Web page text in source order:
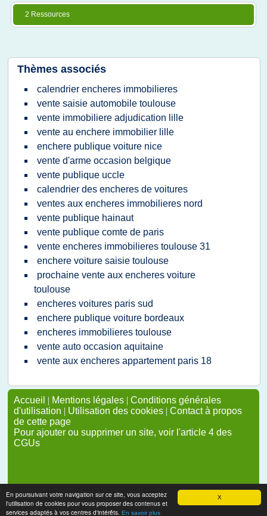
X
En poursuivant votre navigation sur ce site, vous acceptez
l'utilisation de cookies pour vous proposer des contenus et
services adaptés à vos centres d'intérêts. En savoir plus
2 Ressources
Thèmes associés
calendrier encheres immobilieres
vente saisie automobile toulouse
vente immobiliere adjudication lille
vente au enchere immobilier lille
enchere publique voiture nice
vente d'arme occasion belgique
vente publique uccle
calendrier des encheres de voitures
ventes aux encheres immobilieres nord
vente publique hainaut
vente publique comte de paris
vente encheres immobilieres toulouse 31
enchere voiture saisie toulouse
prochaine vente aux encheres voiture
toulouse
encheres voitures paris sud
enchere publique voiture bordeaux
encheres immobilieres toulouse
vente auto occasion aquitaine
vente aux encheres appartement paris 18
Accueil | Mentions légales | Conditions générales
d'utilisation | Utilisation des cookies | Contact à propos
de cette page
Pour ajouter ou supprimer un site, voir l'article 4 des
CGUs